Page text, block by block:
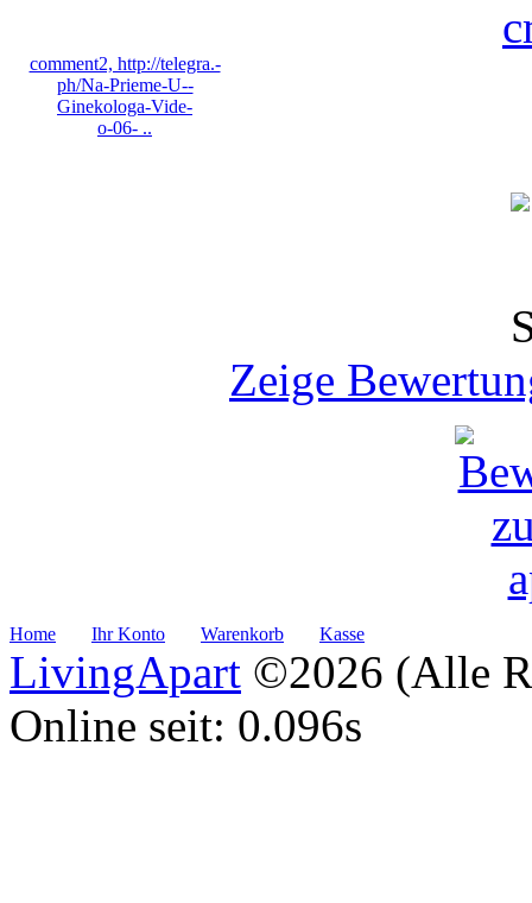
comment2, http://telegra.-
ph/Na-Prieme-U--
Ginekologa-Vide-
o-06- ..
Zeige
Home Ihr Konto Warenkorb Kasse
LivingApart ©2026 (Alle
Online seit: 0.096s